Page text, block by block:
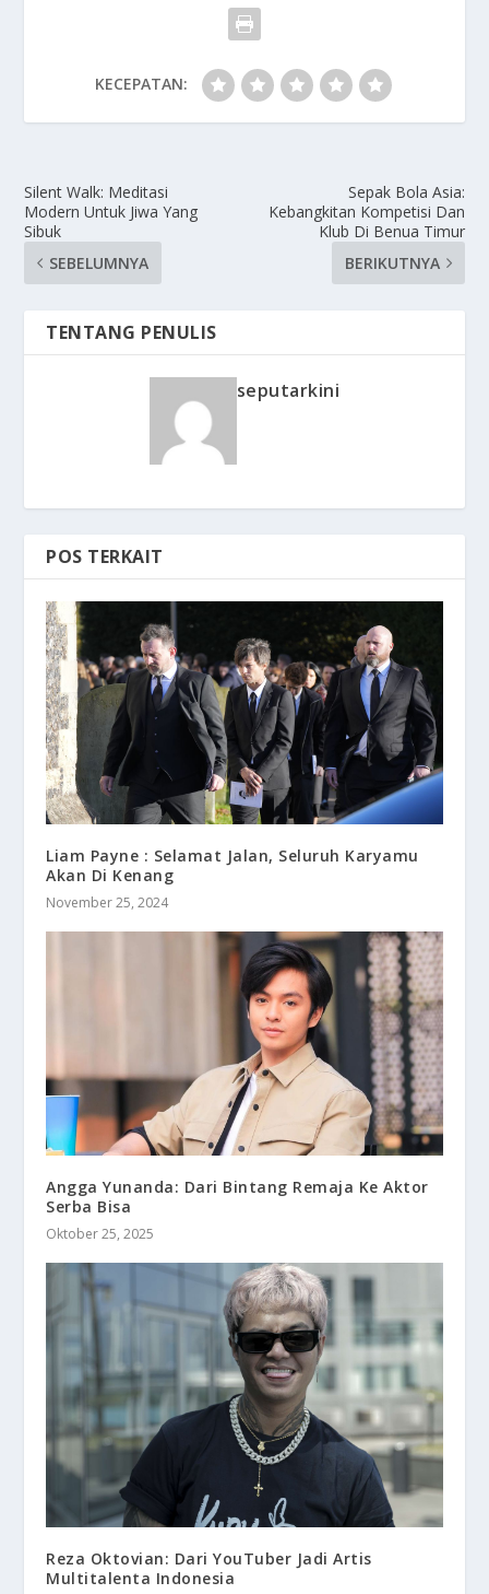
KECEPATAN:
Silent Walk: Meditasi
Modern Untuk Jiwa Yang
Sibuk
SEBELUMNYA
Sepak Bola Asia:
Kebangkitan Kompetisi Dan
Klub Di Benua Timur
BERIKUTNYA
TENTANG PENULIS
seputarkini
POS TERKAIT
Liam Payne : Selamat Jalan, Seluruh Karyamu
Akan Di Kenang
November 25, 2024
Angga Yunanda: Dari Bintang Remaja Ke Aktor
Serba Bisa
Oktober 25, 2025
Reza Oktovian: Dari YouTuber Jadi Artis
Multitalenta Indonesia